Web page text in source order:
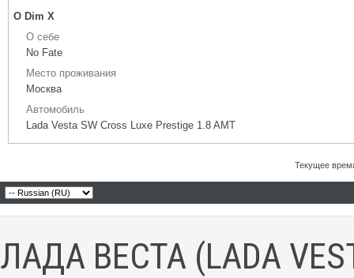
О Dim X
О себе
No Fate
Место проживания
Москва
Автомобиль
Lada Vesta SW Cross Luxe Prestige 1.8 AMT
Текущее
ЛАДА ВЕСТА (LADA